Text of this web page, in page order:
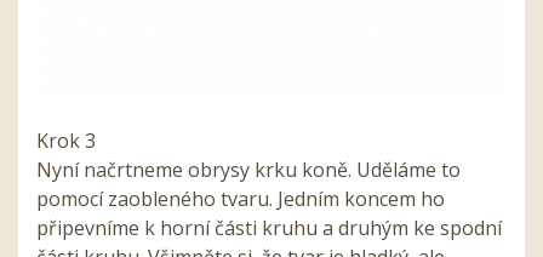
Krok 3
Nyní načrtneme obrysy krku koně. Uděláme to
pomocí zaobleného tvaru. Jedním koncem ho
připevníme k horní části kruhu a druhým ke spodní